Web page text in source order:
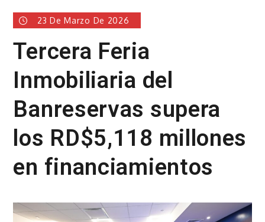
23 De Marzo De 2026
Tercera Feria
Inmobiliaria del
Banreservas supera
los RD$5,118 millones
en financiamientos